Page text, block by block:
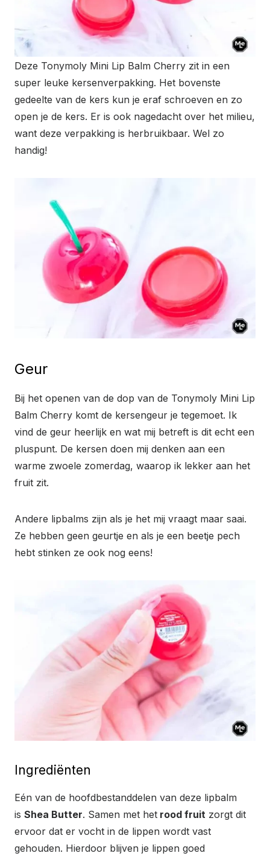
Deze Tonymoly Mini Lip Balm Cherry zit in een
super leuke kersenverpakking. Het bovenste
gedeelte van de kers kun je eraf schroeven en zo
open je de kers. Er is ook nagedacht over het milieu,
want deze verpakking is herbruikbaar. Wel zo
handig!
Geur
Bij het openen van de dop van de Tonymoly Mini Lip
Balm Cherry komt de kersengeur je tegemoet. Ik
vind de geur heerlijk en wat mij betreft is dit echt een
pluspunt. De kersen doen mij denken aan een
warme zwoele zomerdag, waarop ik lekker aan het
fruit zit.
Andere lipbalms zijn als je het mij vraagt maar saai.
Ze hebben geen geurtje en als je een beetje pech
hebt stinken ze ook nog eens!
Ingrediënten
Eén van de hoofdbestanddelen van deze lipbalm
is Shea Butter. Samen met het rood fruit zorgt dit
ervoor dat er vocht in de lippen wordt vast
gehouden. Hierdoor blijven je lippen goed